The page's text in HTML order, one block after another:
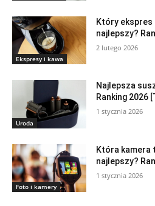
Ekspresy i kawa
Który ekspres
najlepszy?
2 lutego 2026
Uroda
Najlepsza
Ranking 2026
1 stycznia 2026
Foto i kamery
Która kamera
najlepszy?
1 stycznia 2026